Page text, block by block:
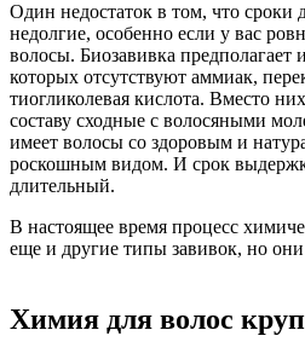
Один недостаток в том, что сроки
недолгие, особенно если у вас
волосы. Биозавивка предполагает
которых отсутствуют аммиак,
тиогликолевая кислота. Вместо
составу сходные с волосяными
имеет волосы со здоровым и
роскошным видом. И срок
длительный.
В настоящее время процесс
еще и другие типы завивок, но они
Химия для волос